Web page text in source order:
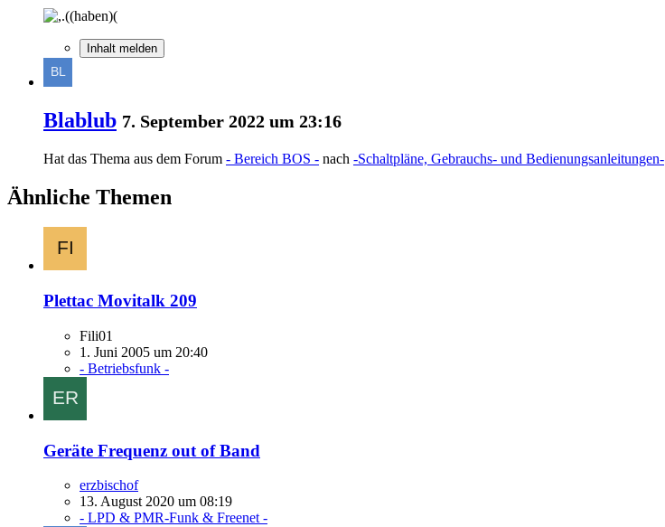
Inhalt melden
Blablub 7. September 2022 um 23:16
Hat das Thema aus dem Forum - Bereich BOS - nach -Schaltpläne, Gebrauchs- und Bedienungsanleitungen-
Ähnliche Themen
Plettac Movitalk 209
Fili01
1. Juni 2005 um 20:40
- Betriebsfunk -
Geräte Frequenz out of Band
erzbischof
13. August 2020 um 08:19
- LPD & PMR-Funk & Freenet -